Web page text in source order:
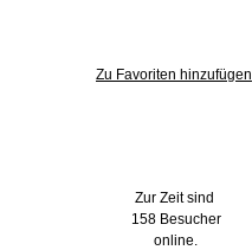
Zu Favoriten hinzufügen
Zur Zeit sind
158 Besucher
online.